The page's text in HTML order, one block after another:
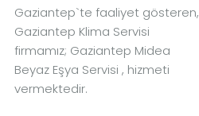
Gaziantep`te faaliyet gösteren,
Gaziantep Klima Servisi
firmamız; Gaziantep Midea
Beyaz Eşya Servisi , hizmeti
vermektedir.